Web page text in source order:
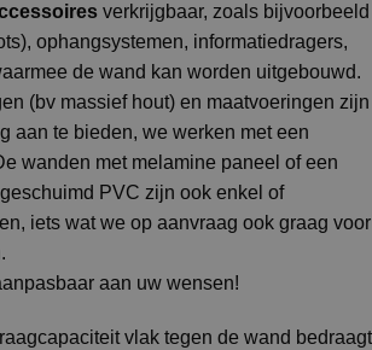
verkrijgbaar, zoals bijvoorbeeld
ophangsystemen, informatiedragers,
de wand kan worden uitgebouwd.
(bv massief hout) en maatvoeringen zijn
aan te bieden, we werken met een
wanden met melamine paneel of een
PVC zijn ook enkel of
iets wat we op aanvraag ook graag voor
aan uw wensen!
vlak tegen de wand bedraagt